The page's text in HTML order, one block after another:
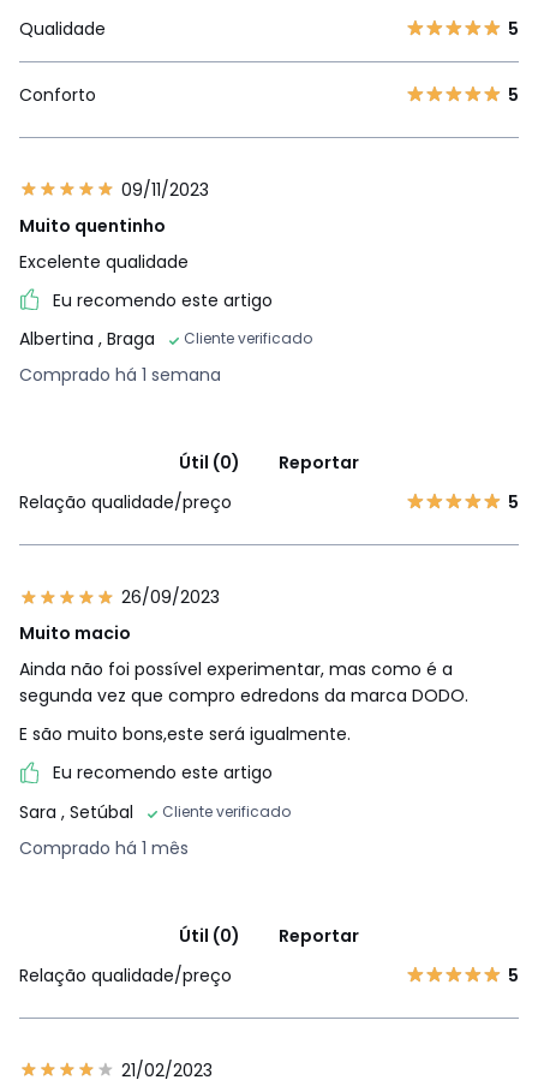
Qualidade 5
Conforto 5
09/11/2023
Muito quentinho
Excelente qualidade
Eu recomendo este artigo
Albertina , Braga Cliente verificado
Comprado há 1 semana
Útil (0)
Reportar
Relação qualidade/preço
5
26/09/2023
Muito macio
Ainda não foi possível experimentar, mas como é a
segunda vez que compro edredons da marca DODO.
E são muito bons,este será igualmente.
Eu recomendo este artigo
Sara , Setúbal Cliente verificado
Comprado há 1 mês
Útil (0)
Reportar
Relação qualidade/preço
5
21/02/2023